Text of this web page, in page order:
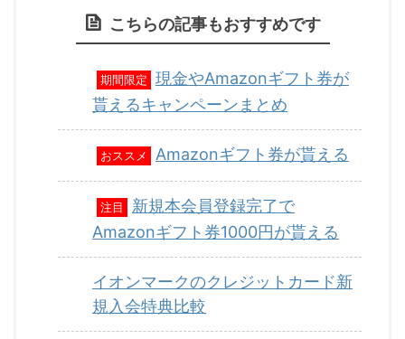
こちらの記事もおすすめです
期間限定
現金やAmazonギフト券が
貰えるキャンペーンまとめ
おススメ Amazonギフト券が貰える
注目
新規本会員登録完了で
Amazonギフト券1000円が貰える
イオンマークのクレジットカード新
規入会特典比較